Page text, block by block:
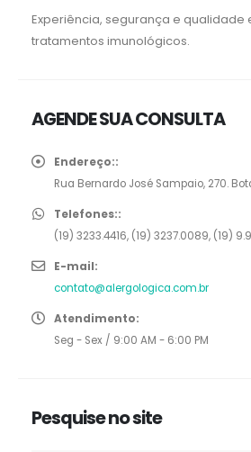
Experiência, segurança e qualidade
tratamentos imunológicos.
AGENDE SUA CONSULTA
Endereço::
Rua Bernardo José Sampaio, 270.
Telefones::
(19) 3233.4416, (19) 3237.0089, (19)
E-mail:
contato@alergologica.com.br
Atendimento:
Seg - Sex / 9:00 AM - 6:00 PM
Pesquise no site